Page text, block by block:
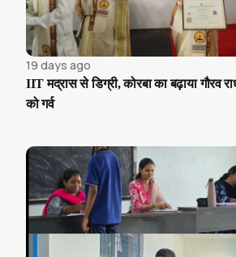
19 days ago
IIT मद्रास से डिग्री, कोरबा का बढ़ाया गौरव
को गर्व